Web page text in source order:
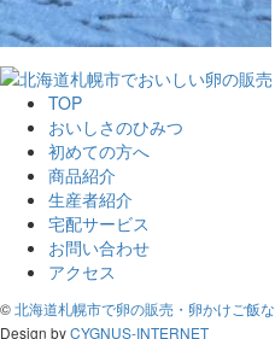
TOP
おいしさのひみつ
初めての方へ
商品紹介
生産者紹介
宅配サービス
お問い合わせ
アクセス
©北海道札幌市で卵の販売・卵かけご飯
Design byCYGNUS-INTERNET